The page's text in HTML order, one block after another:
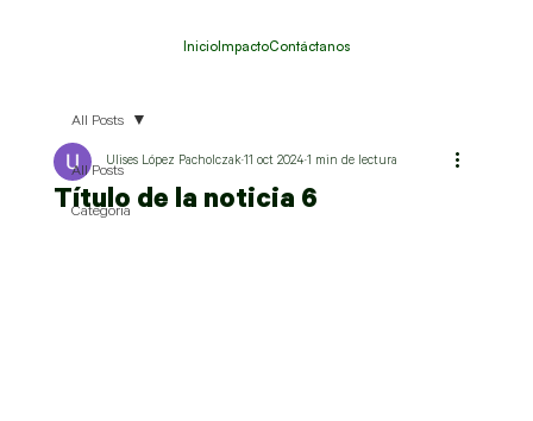
InicioImpactoContáctanos
All Posts
Categoria
All Posts
Título de la noticia 6
Ulises López Pacholczak11 oct 20241 min de lectura